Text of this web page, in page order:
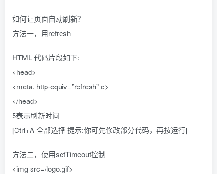
如何让页面自动刷新？
方法一，用refresh
HTML 代码片段如下:
<head>
<meta. http-equiv=”refresh” c>
</head>
5表示刷新时间
[Ctrl+A 全部选择 提示:你可先修改部分代码，再按运行]
方法二，使用setTimeout控制
<img src=/logo.gif>